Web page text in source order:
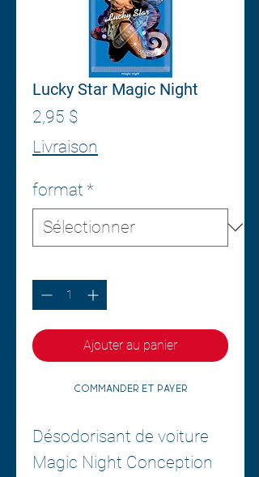
Lucky Star Magic Night
2,95 $
Livraison
format *
Ajouter au panier
Commander et payer
Désodorisant de voiture
Magic Night Conception